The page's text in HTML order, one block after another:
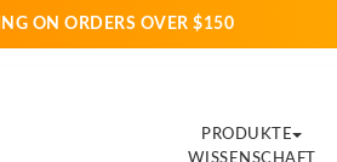
ON ORDERS OVER $150
PRODUKTE